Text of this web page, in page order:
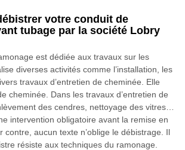
votre conduit de
tubage par la société Lobry
est dédiée aux travaux sur les
diverses activités comme l’installation, les
travaux d’entretien de cheminée. Elle
cheminée. Dans les travaux d’entretien de
des cendres, nettoyage des vitres…
intervention obligatoire avant la remise en
contre, aucun texte n’oblige le débistrage. Il
résiste aux techniques du ramonage.